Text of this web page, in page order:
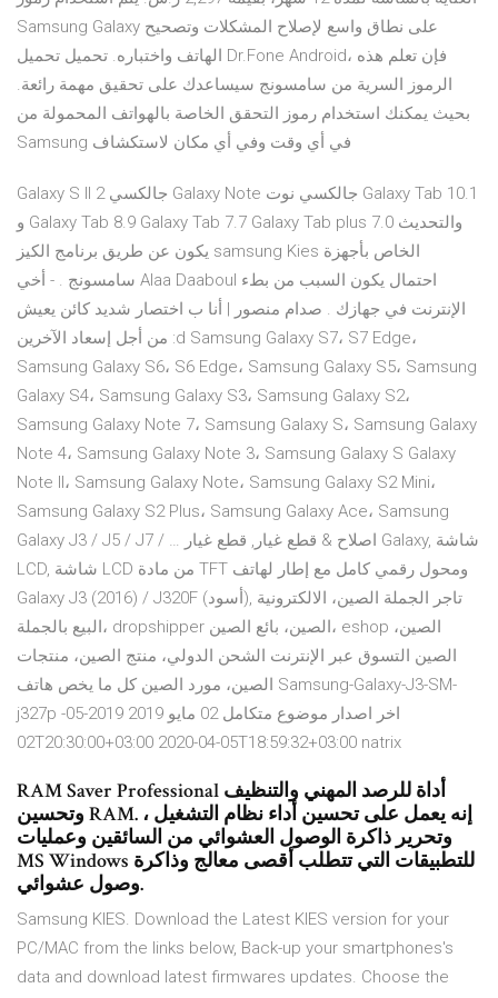
Samsung Galaxy على نطاق واسع لإصلاح المشكلات وتصحيح
الهاتف واختباره. تحميل تحميل Dr.Fone Android، فإن تعلم هذه
الرموز السرية من سامسونج سيساعدك على تحقيق مهمة رائعة.
بحيث يمكنك استخدام رموز التحقق الخاصة بالهواتف المحمولة من
Samsung في أي وقت وفي أي مكان لاستكشاف
Galaxy S II جالكسي 2 Galaxy Note جالكسي نوت Galaxy Tab 10.1
و Galaxy Tab 8.9 Galaxy Tab 7.7 Galaxy Tab plus 7.0 والتحديث
يكون عن طريق برنامج الكيز samsung Kies الخاص بأجهزة
سامسونج . - أخي Alaa Daaboul احتمال يكون السبب من بطء
الإنترنت في جهازك . صدام منصور | أنا ب اختصار شديد كائن يعيش
من أجل إسعاد الآخرين :d Samsung Galaxy S7، S7 Edge،
Samsung Galaxy S6، S6 Edge، Samsung Galaxy S5، Samsung
Galaxy S4، Samsung Galaxy S3، Samsung Galaxy S2،
Samsung Galaxy Note 7، Samsung Galaxy S، Samsung Galaxy
Note 4، Samsung Galaxy Note 3، Samsung Galaxy S Galaxy
Note II، Samsung Galaxy Note، Samsung Galaxy S2 Mini،
Samsung Galaxy S2 Plus، Samsung Galaxy Ace، Samsung
Galaxy J3 / J5 / J7 / … اصلاح & قطع غيار, قطع غيار Galaxy, شاشة
LCD, شاشة LCD من مادة TFT ومحول رقمي كامل مع إطار لهاتف
Galaxy J3 (2016) / J320F (أسود), تاجر الجملة الصين، الالكترونية
البيع بالجملة، dropshipper الصين، بائع الصين، eshop الصين،
الصين التسوق عبر الإنترنت الشحن الدولي، منتج الصين، منتجات
الصين، مورد الصين كل ما يخص هاتف Samsung-Galaxy-J3-SM-
j327p اخر اصدار موضوع متكامل 02 مايو 2019 2019-05-
02T20:30:00+03:00 2020-04-05T18:59:32+03:00 natrix
RAM Saver Professional أداة للرصد المهني والتنظيف
وتحسين RAM. إنه يعمل على تحسين أداء نظام التشغيل ،
وتحرير ذاكرة الوصول العشوائي من السائقين وعمليات
MS Windows للتطبيقات التي تتطلب أقصى معالج وذاكرة
وصول عشوائي.
Samsung KIES. Download the Latest KIES version for your
PC/MAC from the links below, Back-up your smartphones's
data and download latest firmwares updates. Choose the